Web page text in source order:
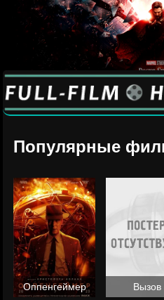
Популярные
Оппенгеймер Вызов